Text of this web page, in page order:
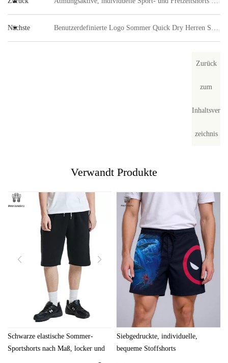
Nächste Benutzerdefinierte Logo Sommer Quick Dry Herren Shorts Street Style Sublimated Swim Beach Shorts Doppelschichtige Mesh Shorts mit Kordelzug
Zurück
zum
Inhaltsver
zeichnis
Verwandt Produkte
Schwarze elastische Sommer-
Sportshorts nach Maß, locker und
Siebgedruckte, individuelle,
bequeme Stoffshorts